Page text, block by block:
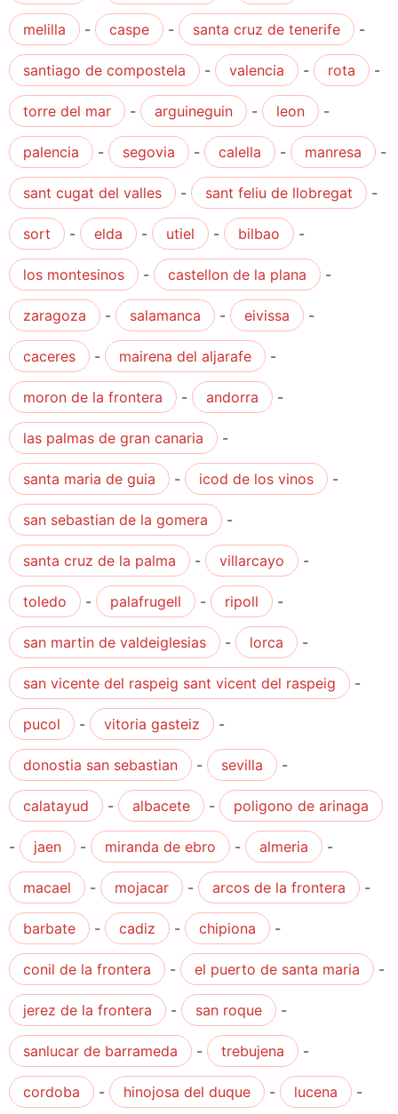
melilla - caspe - santa cruz de tenerife -
santiago de compostela - valencia - rota -
torre del mar - arguineguin - leon -
palencia - segovia - calella - manresa -
sant cugat del valles - sant feliu de llobregat -
sort - elda - utiel - bilbao -
los montesinos - castellon de la plana -
zaragoza - salamanca - eivissa -
caceres - mairena del aljarafe -
moron de la frontera - andorra -
las palmas de gran canaria -
santa maria de guia - icod de los vinos -
san sebastian de la gomera -
santa cruz de la palma - villarcayo -
toledo - palafrugell - ripoll -
san martin de valdeiglesias - lorca -
san vicente del raspeig sant vicent del raspeig -
pucol - vitoria gasteiz -
donostia san sebastian - sevilla -
calatayud - albacete - poligono de arinaga
- jaen - miranda de ebro - almeria -
macael - mojacar - arcos de la frontera -
barbate - cadiz - chipiona -
conil de la frontera - el puerto de santa maria -
jerez de la frontera - san roque -
sanlucar de barrameda - trebujena -
cordoba - hinojosa del duque - lucena -